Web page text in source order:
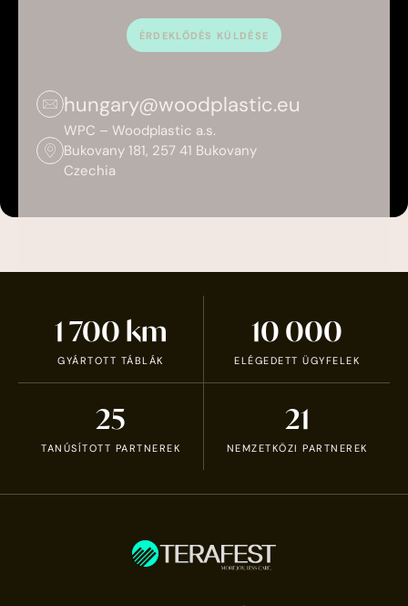
ÉRDEKLŐDÉS KÜLDÉSE
hungary@woodplastic.eu
WPC – Woodplastic a.s.
Bukovany 181, 257 41 Bukovany
Czechia
1 700 km
GYÁRTOTT TÁBLÁK
10 000
ELÉGEDETT ÜGYFELEK
25
TANÚSÍTOTT PARTNEREK
21
NEMZETKÖZI PARTNEREK